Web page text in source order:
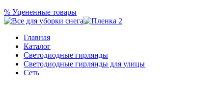
% Уцененные товары
Главная
Каталог
Светодиодные гирлянды
Светодиодные гирлянды для улицы
Сеть